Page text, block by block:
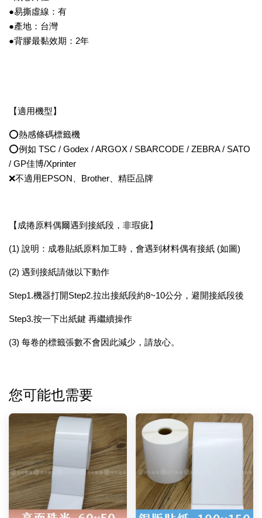
●易撕虛線：有
●產地：台灣
●背膠最黏效期：2年
【適用機型】
⭕熱感條碼標籤機
⭕例如 TSC / Godex / ARGOX / SBARCODE / ZEBRA / SATO
/ GP佳博/Xprinter
❌不適用EPSON、Brother、精臣品牌
【成捲原料偶爾遇到接紙段，非瑕疵】
(1) 說明：成卷貼紙原料加工時，會遇到材料偶有接紙 (如圖)
(2) 遇到接紙請做以下動作
Step1.機器打開Step2.拉出接紙段約8~10公分，避開接紙段後
Step3.按一下出紙鍵 再繼續操作
(3) 每卷的標籤張數不會因此減少，請放心。
您可能也需要